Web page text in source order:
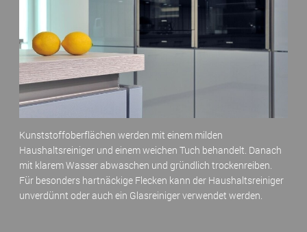
Kunststoffoberflächen werden mit einem milden
Haushaltsreiniger und einem weichen Tuch behandelt. Danach
mit klarem Wasser abwaschen und gründlich trockenreiben.
Für besonders hartnäckige Flecken kann der Haushaltsreiniger
unverdünnt oder auch ein Glasreiniger verwendet werden.